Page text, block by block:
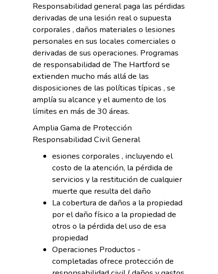
Responsabilidad general paga las pérdidas
derivadas de una lesión real o supuesta
corporales , daños materiales o lesiones
personales en sus locales comerciales o
derivadas de sus operaciones. Programas
de responsabilidad de The Hartford se
extienden mucho más allá de las
disposiciones de las políticas típicas , se
amplía su alcance y el aumento de los
límites en más de 30 áreas.
Amplia Gama de Protección
Responsabilidad Civil General
esiones corporales , incluyendo el
costo de la atención, la pérdida de
servicios y la restitución de cualquier
muerte que resulta del daño
La cobertura de daños a la propiedad
por el daño físico a la propiedad de
otros o la pérdida del uso de esa
propiedad
Operaciones Productos -
completadas ofrece protección de